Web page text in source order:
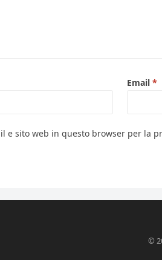
Email *
e sito web in questo browser per la
©